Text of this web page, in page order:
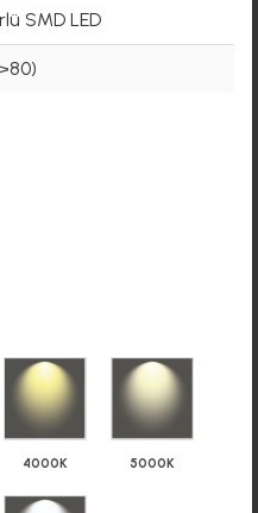
SMD LED
4000K 5000K